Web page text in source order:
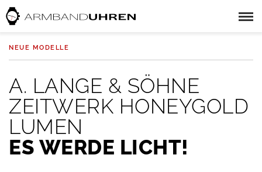
NEUE MODELLE
A. LANGE & SÖHNE
ZEITWERK HONEYGOLD
LUMEN
ES WERDE LICHT!